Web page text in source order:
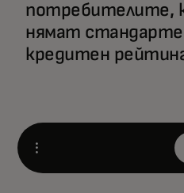
потребителите,
нямат
кредитен
Open